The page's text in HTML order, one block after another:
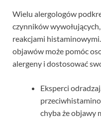
Wielu alergologów
czynników
reakcjami
objawów może pomóc
alergeny i dostosować
Eksperci
chyba że objawy